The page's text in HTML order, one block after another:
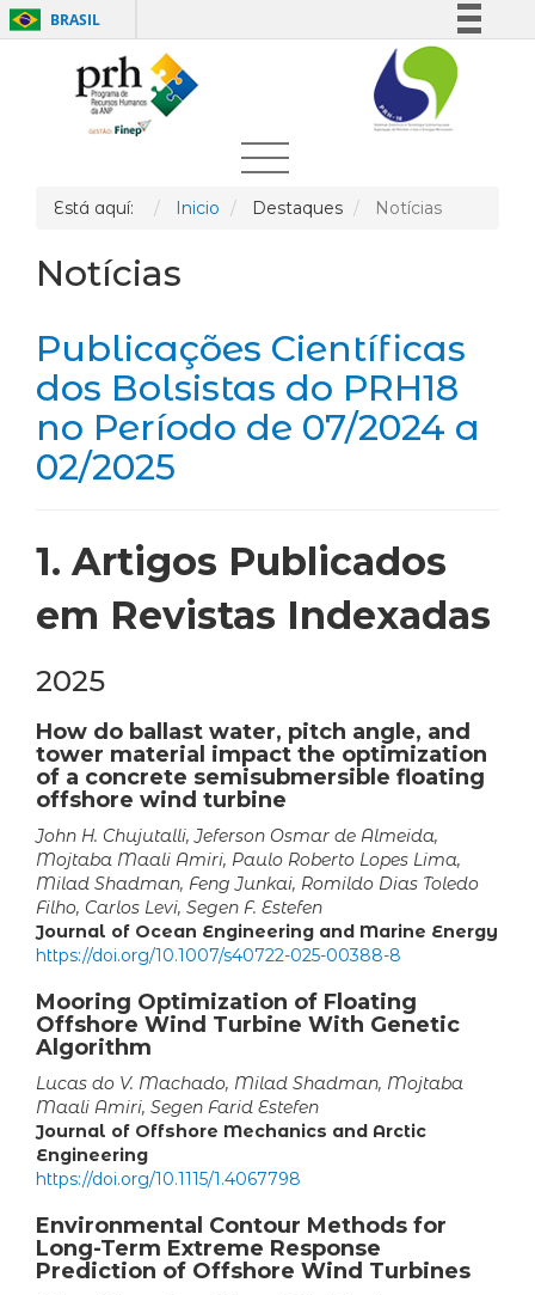
BRASIL
Simplifique!
Comunica BR
Participe
Legislação
Está aquí: Inicio Destaques Notícias
Notícias
Publicações Científicas
dos Bolsistas do PRH18
no Período de 07/2024 a
02/2025
1. Artigos Publicados
em Revistas Indexadas
2025
How do ballast water, pitch angle, and
tower material impact the optimization
of a concrete semisubmersible floating
offshore wind turbine
John H. Chujutalli, Jeferson Osmar de Almeida,
Mojtaba Maali Amiri, Paulo Roberto Lopes Lima,
Milad Shadman, Feng Junkai, Romildo Dias Toledo
Filho, Carlos Levi, Segen F. Estefen
Journal of Ocean Engineering and Marine Energy
https://doi.org/10.1007/s40722-025-00388-8
Mooring Optimization of Floating
Offshore Wind Turbine With Genetic
Algorithm
Lucas do V. Machado, Milad Shadman, Mojtaba
Maali Amiri, Segen Farid Estefen
Journal of Offshore Mechanics and Arctic
Engineering
https://doi.org/10.1115/1.4067798
Environmental Contour Methods for
Long-Term Extreme Response
Prediction of Offshore Wind Turbines